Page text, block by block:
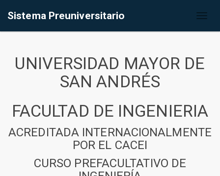
Sistema Preuniversitario
UNIVERSIDAD MAYOR DE
SAN ANDRÉS
FACULTAD DE INGENIERIA
ACREDITADA INTERNACIONALMENTE
POR EL CACEI
CURSO PREFACULTATIVO DE